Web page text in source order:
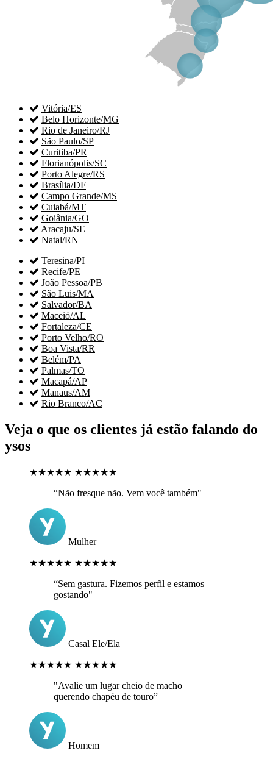
 Vitória/ES
 Belo Horizonte/MG
 Rio de Janeiro/RJ
 São Paulo/SP
 Curitiba/PR
 Florianópolis/SC
 Porto Alegre/RS
 Brasília/DF
 Campo Grande/MS
 Cuiabá/MT
 Goiânia/GO
 Aracaju/SE
 Natal/RN
 Teresina/PI
 Recife/PE
 João Pessoa/PB
 São Luis/MA
 Salvador/BA
 Maceió/AL
 Fortaleza/CE
 Porto Velho/RO
 Boa Vista/RR
 Belém/PA
 Palmas/TO
 Macapá/AP
 Manaus/AM
 Rio Branco/AC
Veja o que os clientes já estão falando do
ysos
★★★★★ ★★★★★
“Não fresque não. Vem você também"
Mulher
★★★★★ ★★★★★
“Sem gastura. Fizemos perfil e estamos
gostando"
Casal Ele/Ela
★★★★★ ★★★★★
"Avalie um lugar cheio de macho
querendo chapéu de touro”
Homem